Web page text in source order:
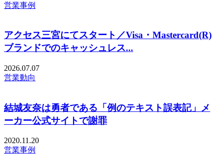
営業事例
アクセス三宮にてスタート／Visa・Mastercard(R)
ブランドでのキャッシュレス...
2026.07.07
営業動向
結城友奈は勇者である「例のテキスト誤表記」メ
ーカー公式サイトで謝罪
2020.11.20
営業事例